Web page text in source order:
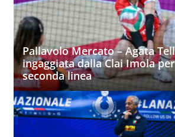
Pallavolo Mercato – Agata
ingaggiata dalla Clai Imola
seconda linea